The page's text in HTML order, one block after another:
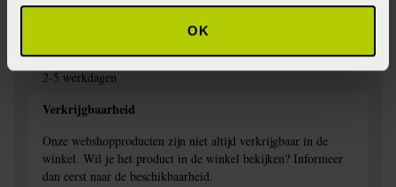
OK
Wasbaar op 60 graden
2-5 werkdagen
Verkrijgbaarheid
Onze webshopproducten zijn niet altijd verkrijgbaar in de
winkel. Wil je het product in de winkel bekijken? Informeer
dan eerst naar de beschikbaarheid.